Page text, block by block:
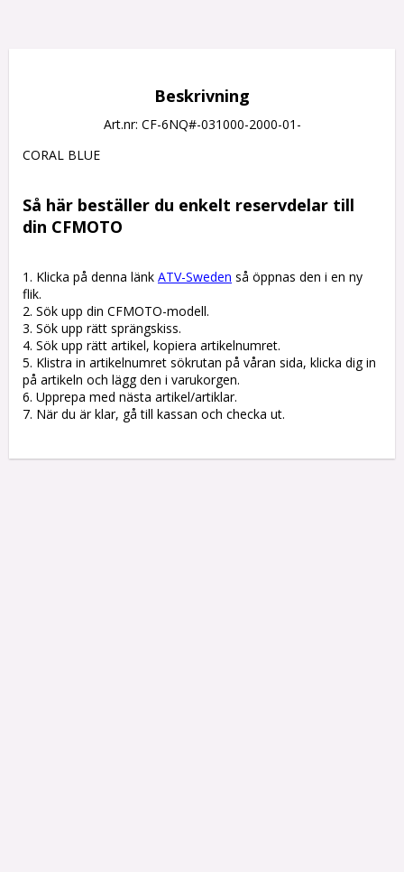
Beskrivning
Art.nr: CF-6NQ#-031000-2000-01-
CORAL BLUE
Så här beställer du enkelt reservdelar till
din CFMOTO
1. Klicka på denna länk ATV-Sweden så öppnas den i en ny
flik.
2. Sök upp din CFMOTO-modell.
3. Sök upp rätt sprängskiss.
4. Sök upp rätt artikel, kopiera artikelnumret.
5. Klistra in artikelnumret sökrutan på våran sida, klicka dig in
på artikeln och lägg den i varukorgen.
6. Upprepa med nästa artikel/artiklar.
7. När du är klar, gå till kassan och checka ut.